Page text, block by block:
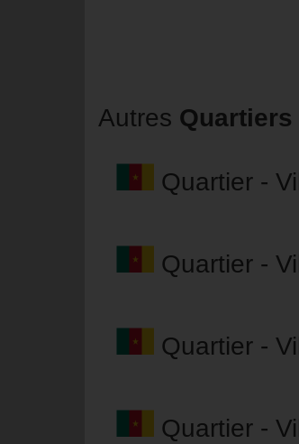
Autres Quartiers
Quartier -
Quartier -
Quartier -
Quartier -